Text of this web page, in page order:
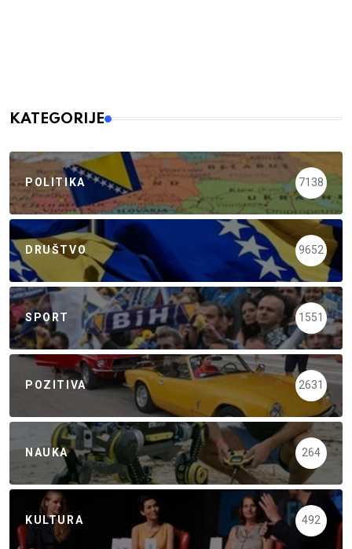
KATEGORIJE
POLITIKA 7138
DRUŠTVO 9652
SPORT 1551
POZITIVA 2631
NAUKA 264
KULTURA 492